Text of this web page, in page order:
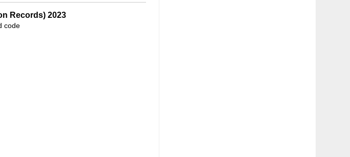
Records) 2023
code